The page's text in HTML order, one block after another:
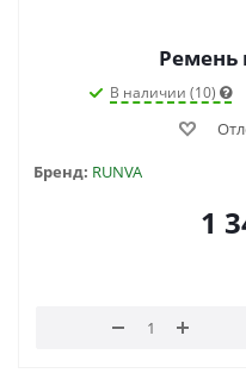
В наличии (10)
Бренд: RUNVA
1